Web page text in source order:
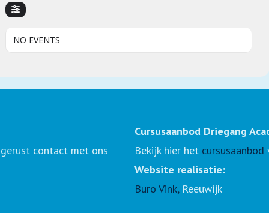
NO EVENTS
contact met ons
Cursusaanbod Driegang
Bekijk hier het cursusaanbod
Website realisatie:
Buro Vink, Reeuwijk